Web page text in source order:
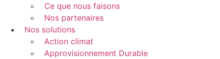
Ce que nous faisons
Nos partenaires
Nos solutions
Action climat
Approvisionnement Durable